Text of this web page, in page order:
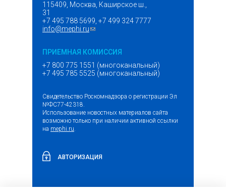
115409, Москва, Каширское ш.,
31
+7 495 788 5699, +7 499 324 7777
info@mephi.ru(ссылка для отправки email)
ПРИЕМНАЯ КОМИССИЯ
+7 800 775 1551 (многоканальный)
+7 495 785 5525 (многоканальный)
Свидетельство Роскомнадзора о регистрации Эл
№ФС77-42318.
Использование новостных материалов сайта
возможно только при наличии активной ссылки
на mephi.ru.
АВТОРИЗАЦИЯ